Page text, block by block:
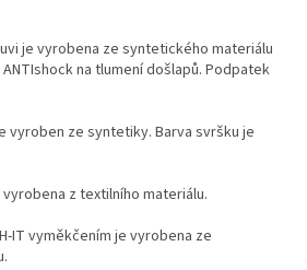
je vyrobena ze syntetického materiálu
na tlumení došlapů. Podpatek
vyroben ze syntetiky. Barva svršku je
z textilního materiálu.
IT vyměkčením je vyrobena ze